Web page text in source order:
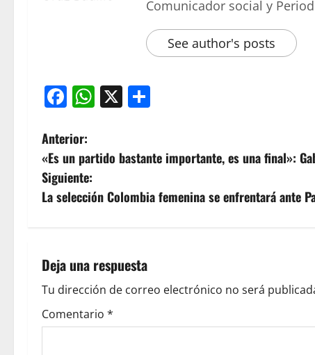
Comunicador social y
See author's posts
Facebook
WhatsApp
X
N
a
v
g
a
c
Anterior:
«Es un partido bastante importante, es una final»:
Siguiente:
La selección Colombia femenina se enfrentará ante
Deja una respuesta
Tu dirección de correo electrónico no será
Comentario *